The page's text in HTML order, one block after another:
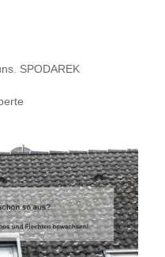
SPODAREK